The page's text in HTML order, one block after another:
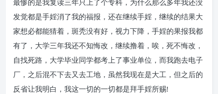
最惨的是我复读三年只上了个专科，为什么那么多年我还没
发觉都是手婬消了我的福报，还在继续手婬，继续的结果大
家想必都能猜着，斑秃没有好，视力下降，手婬的果报我都
有了，大学三年我还不知悔改，继续撸着，唉，死不悔改，
自找死路，大学毕业同学都考上了事业单位，而我跑去电子
厂，之后混不下去又去工地，虽然我现在是大工，但之后的
反省让我明白，我这一切的一切都是拜手婬所赐!